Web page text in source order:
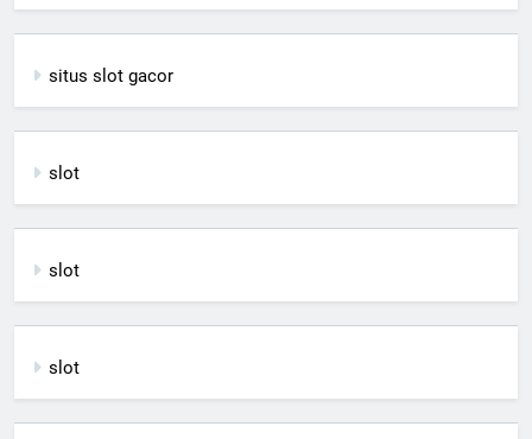
situs slot gacor
slot
slot
slot